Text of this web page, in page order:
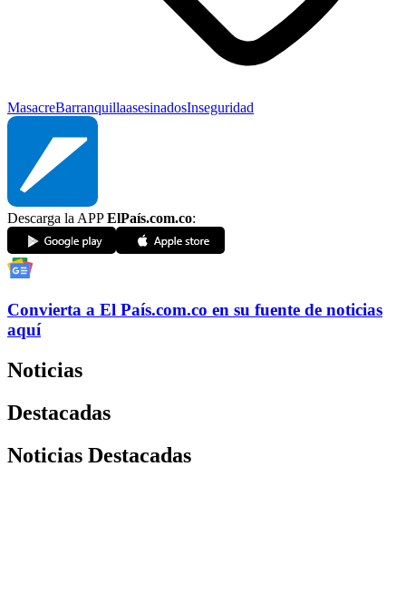
MasacreBarranquillaasesinadosInseguridad
Descarga la APPElPaís.com.co:
Convierta a El País.com.co en su fuente de noticias
aquí
Noticias
Destacadas
Noticias Destacadas